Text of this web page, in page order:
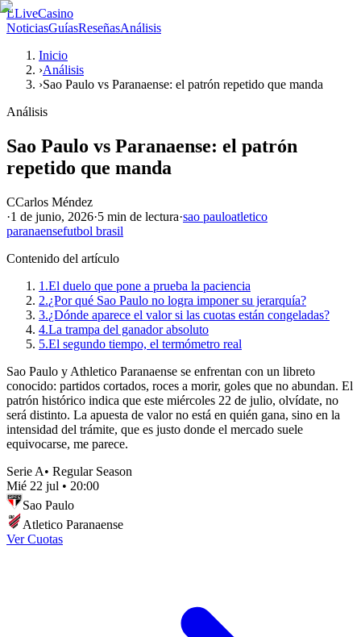
LLiveCasino
NoticiasGuíasReseñasAnálisis
Inicio
›Análisis
›Sao Paulo vs Paranaense: el patrón repetido que manda
Análisis
Sao Paulo vs Paranaense: el patrón
repetido que manda
CCarlos Méndez
·1 de junio, 2026·5 min de lectura·sao pauloatletico
paranaensefutbol brasil
Contenido del artículo
1.El duelo que pone a prueba la paciencia
2.¿Por qué Sao Paulo no logra imponer su jerarquía?
3.¿Dónde aparece el valor si las cuotas están congeladas?
4.La trampa del ganador absoluto
5.El segundo tiempo, el termómetro real
Sao Paulo y Athletico Paranaense se enfrentan con un libreto
conocido: partidos cortados, roces a morir, goles que no abundan. El
patrón histórico indica que este miércoles 22 de julio, olvídate, no
será distinto. La apuesta de valor no está en quién gana, sino en la
intensidad del trámite, que es justo donde el mercado suele
equivocarse, me parece.
Serie A• Regular Season
Mié 22 jul • 20:00
Sao Paulo
Atletico Paranaense
Ver Cuotas